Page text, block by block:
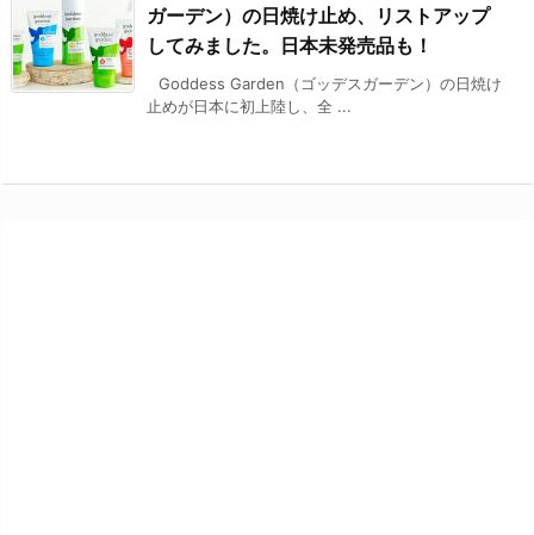
ガーデン）の日焼け止め、リストアップ
してみました。日本未発売品も！
Goddess Garden（ゴッデスガーデン）の日焼け
止めが日本に初上陸し、全 ...